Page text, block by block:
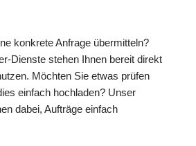
konkrete Anfrage übermitteln?
Dienste stehen Ihnen bereit direkt
Möchten Sie etwas prüfen
einfach hochladen? Unser
dabei, Aufträge einfach